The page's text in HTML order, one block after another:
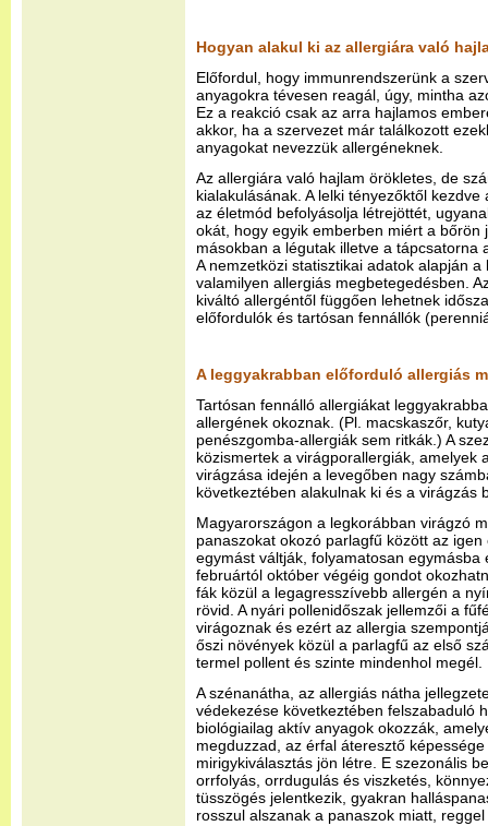
Hogyan alakul ki az allergiára való
Előfordul, hogy immunrendszerünk a
anyagokra tévesen reagál, úgy, mintha
Ez a reakció csak az arra hajlamos
akkor, ha a szervezet már találkozott
anyagokat nevezzük allergéneknek.
Az allergiára való hajlam örökletes, de
kialakulásának. A lelki tényezőktől
az életmód befolyásolja létrejöttét,
okát, hogy egyik emberben miért a bőrön
másokban a légutak illetve a tápcsatorna
A nemzetközi statisztikai adatok alapján
valamilyen allergiás megbetegedésben.
kiváltó allergéntől függően lehetnek
előfordulók és tartósan fennállók
A leggyakrabban előforduló allergiás
Tartósan fennálló allergiákat
allergének okoznak. (Pl. macskaszőr,
penészgomba-allergiák sem ritkák.) A
közismertek a virágporallergiák, amelyek
virágzása idején a levegőben nagy
következtében alakulnak ki és a virágzás
Magyarországon a legkorábban virágzó
panaszokat okozó parlagfű között az
egymást váltják, folyamatosan egymásba
februártól október végéig gondot
fák közül a legagresszívebb allergén a
rövid. A nyári pollenidőszak jellemzői a
virágoznak és ezért az allergia
őszi növények közül a parlagfű az első
termel pollent és szinte mindenhol megél.
A szénanátha, az allergiás nátha
védekezése következtében felszabaduló
biológiailag aktív anyagok okozzák,
megduzzad, az érfal áteresztő
mirigykiválasztás jön létre. E szezonális
orrfolyás, orrdugulás és viszketés,
tüsszögés jelentkezik, gyakran
rosszul alszanak a panaszok miatt,